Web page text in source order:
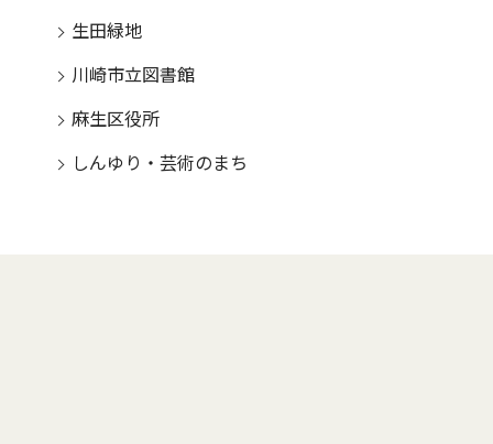
生田緑地
川崎市立図書館
麻生区役所
しんゆり・芸術のまち